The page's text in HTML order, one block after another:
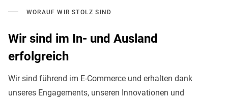
WORAUF WIR STOLZ SIND
Wir sind im In- und Ausland
erfolgreich
Wir sind führend im E-Commerce und erhalten dank
unseres Engagements, unseren Innovationen und